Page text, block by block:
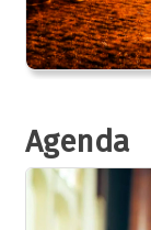
Agenda